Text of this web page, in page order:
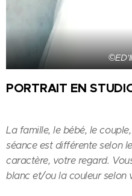
PORTRAIT EN
La famille, le bébé, le
séance est différente selon
caractère, votre regard.
blanc et/ou la couleur selon